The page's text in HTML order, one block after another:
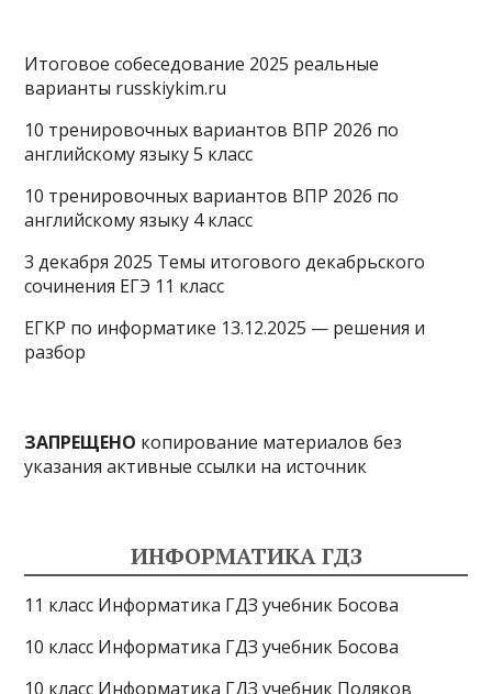
Итоговое собеседование 2025 реальные
варианты russkiykim.ru
10 тренировочных вариантов ВПР 2026 по
английскому языку 5 класс
10 тренировочных вариантов ВПР 2026 по
английскому языку 4 класс
3 декабря 2025 Темы итогового декабрьского
сочинения ЕГЭ 11 класс
ЕГКР по информатике 13.12.2025 — решения и
разбор
ЗАПРЕЩЕНО копирование материалов без
указания активные ссылки на источник
ИНФОРМАТИКА ГДЗ
11 класс Информатика ГДЗ учебник Босова
10 класс Информатика ГДЗ учебник Босова
10 класс Информатика ГДЗ учебник Поляков